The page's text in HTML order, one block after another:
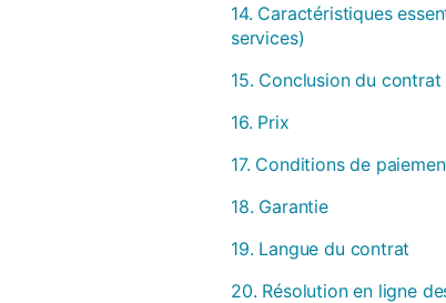
14. Caractéristiques
services)
15. Conclusion du contrat
16. Prix
17. Conditions de
18. Garantie
19. Langue du contrat
20. Résolution en ligne